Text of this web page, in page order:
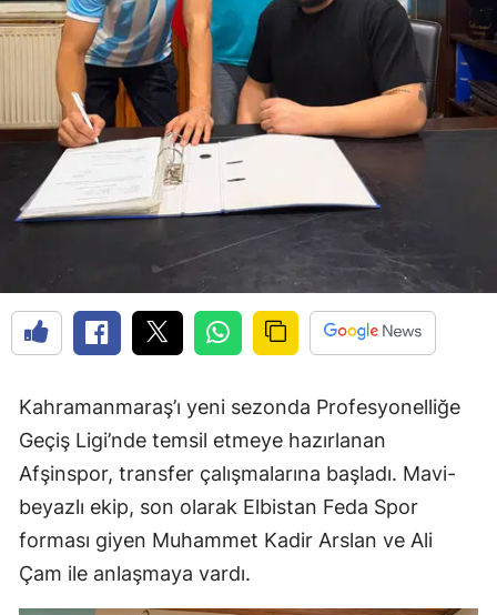
Kahramanmaraş’ı yeni sezonda Profesyonelliğe
Geçiş Ligi’nde temsil etmeye hazırlanan
Afşinspor, transfer çalışmalarına başladı. Mavi-
beyazlı ekip, son olarak Elbistan Feda Spor
forması giyen Muhammet Kadir Arslan ve Ali
Çam ile anlaşmaya vardı.